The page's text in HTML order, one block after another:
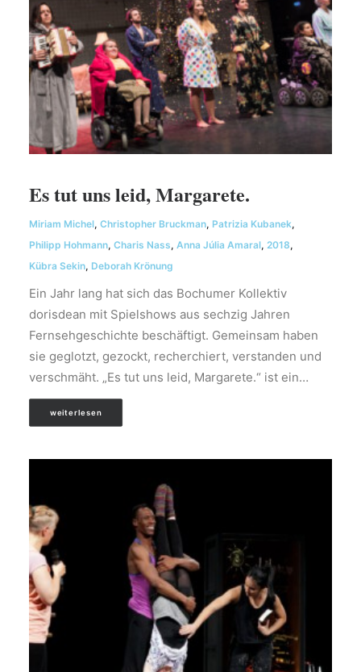
Es tut uns leid, Margarete.
Miriam Michel, Christopher Bruckman, Patrizia Kubanek,
Philipp Hohmann, Charis Nass, Anna Júlia Amaral, 2018,
Kübra Sekin, Deborah Krönung
Ein Jahr lang hat sich das Bochumer Kollektiv
dorisdean mit Spielshows aus sechzig Jahren
Fernsehgeschichte beschäftigt. Gemeinsam haben
sie geglotzt, gezockt, recherchiert, verstanden und
verschmäht. „Es tut uns leid, Margarete.“ ist ein…
weiterlesen